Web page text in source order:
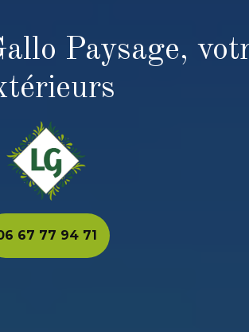
Paysage,
67 77 94 71